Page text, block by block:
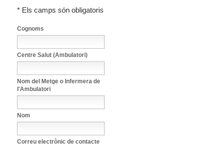
* Els camps són obligatoris
Cognoms
Centre Salut (Ambulatori)
Nom del Metge o Infermera de
l'Ambulatori
Nom
Correu electrònic de contacte